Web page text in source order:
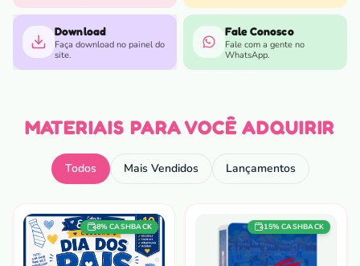
Download
Faça download no painel do
site.
Fale Conosco
Fale com a gente no
WhatsApp.
MATERIAIS PARA VOCÊ ADQUIRIR
Todos Mais Vendidos Lançamentos
8% CASHBACK 15% CASHBACK